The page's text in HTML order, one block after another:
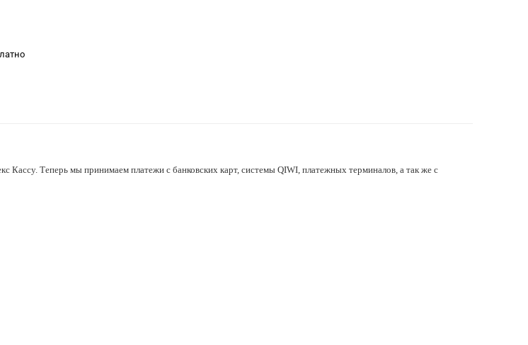
Кассу. Теперь мы принимаем платежи с банковских карт, системы QIWI, платежных терминалов, а так же с